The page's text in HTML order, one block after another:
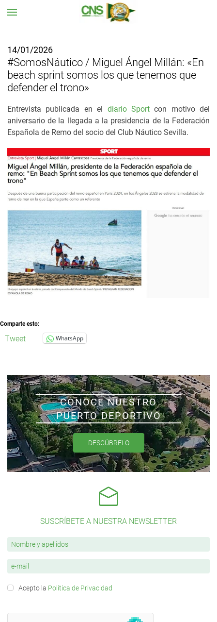
14/01/2026
#SomosNáutico / Miguel Ángel Millán: «En
beach sprint somos los que tenemos que
defender el trono»
Entrevista publicada en el diario Sportcon motivo del
aniversario de la llegada a la presidencia de la Federación
Española de Remo del socio del Club Náutico Sevilla.
Comparte esto:
Tweet WhatsApp
CONOCE NUESTRO
PUERTO DEPORTIVO
DESCÚBRELO
SUSCRÍBETE A NUESTRA NEWSLETTER
Acepto la Política de Privacidad